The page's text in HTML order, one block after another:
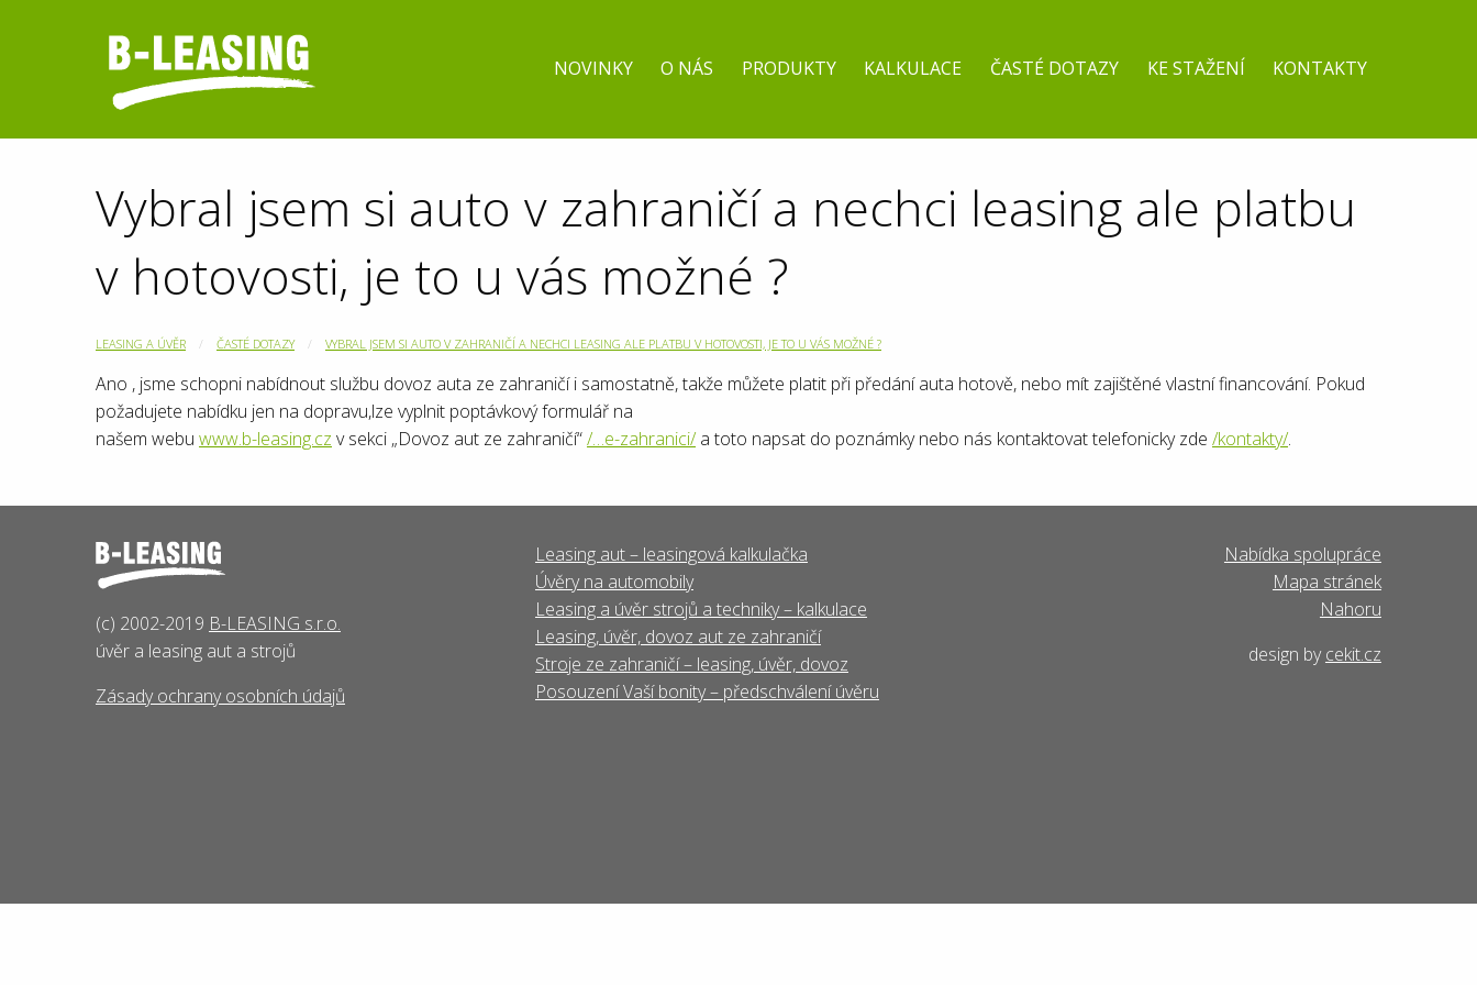
NOVINKY O NÁS PRODUKTY KALKULACE ČASTÉ DOTAZY KE STAŽENÍ KONTAKTY
Vybral jsem si auto v zahraničí a nechci leasing ale platbu
v hotovosti, je to u vás možné ?
LEASING A ÚVĚR ČASTÉ DOTAZY VYBRAL JSEM SI AUTO V ZAHRANIČÍ A NECHCI LEASING ALE PLATBU V HOTOVOSTI, JE TO U VÁS MOŽNÉ ?
Ano , jsme schopni nabídnout službu dovoz auta ze zahraničí i samostatně, takže můžete platit při předání auta hotově, nebo mít zajištěné vlastní financování. Pokud
požadujete nabídku jen na dopravu,lze vyplnit poptávkový formulář na
našem webu www.b-leasing.cz v sekci „Dovoz aut ze zahraničí“/…e-zahranici/a toto napsat do poznámky nebo nás kontaktovat telefonicky zde /kontakty/.
(c) 2002-2019 B-LEASING s.r.o.
úvěr a leasing aut a strojů
Zásady ochrany osobních údajů
Leasing aut – leasingová kalkulačka
Úvěry na automobily
Leasing a úvěr strojů a techniky – kalkulace
Leasing, úvěr, dovoz aut ze zahraničí
Stroje ze zahraničí – leasing, úvěr, dovoz
Posouzení Vaší bonity – předschválení úvěru
Nabídka spolupráce
Mapa stránek
Nahoru
design bycekit.cz